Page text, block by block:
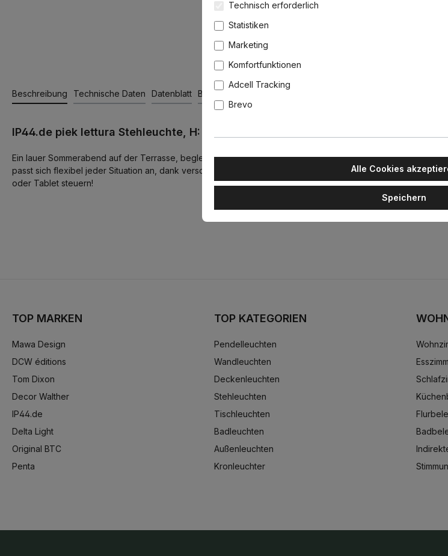
Beschreibung Technische Daten Datenblatt Bewertungen
IP44.de piek lettura Stehleuchte, H: 110 cm, Schuko Stecker Cool Brown
Ein lauer Sommerabend auf der Terrasse, begleitet von einem guten Buch:Die neue Leseleuchte piek
passt sich flexibel jeder Situation an, dank verschiedener Neigungswinkel und einem stufenlos
oder Tablet steuern!
TOP MARKEN
Mawa Design
DCW éditions
Tom Dixon
Decor Walther
IP44.de
Delta Light
Original BTC
Penta
TOP KATEGORIEN
Pendelleuchten
Wandleuchten
Deckenleuchten
Stehleuchten
Tischleuchten
Badleuchten
Außenleuchten
Kronleuchter
Technisch erforderlich
Statistiken
Marketing
Komfortfunktionen
Adcell Tracking
Brevo
Alle Cookies
Speichern